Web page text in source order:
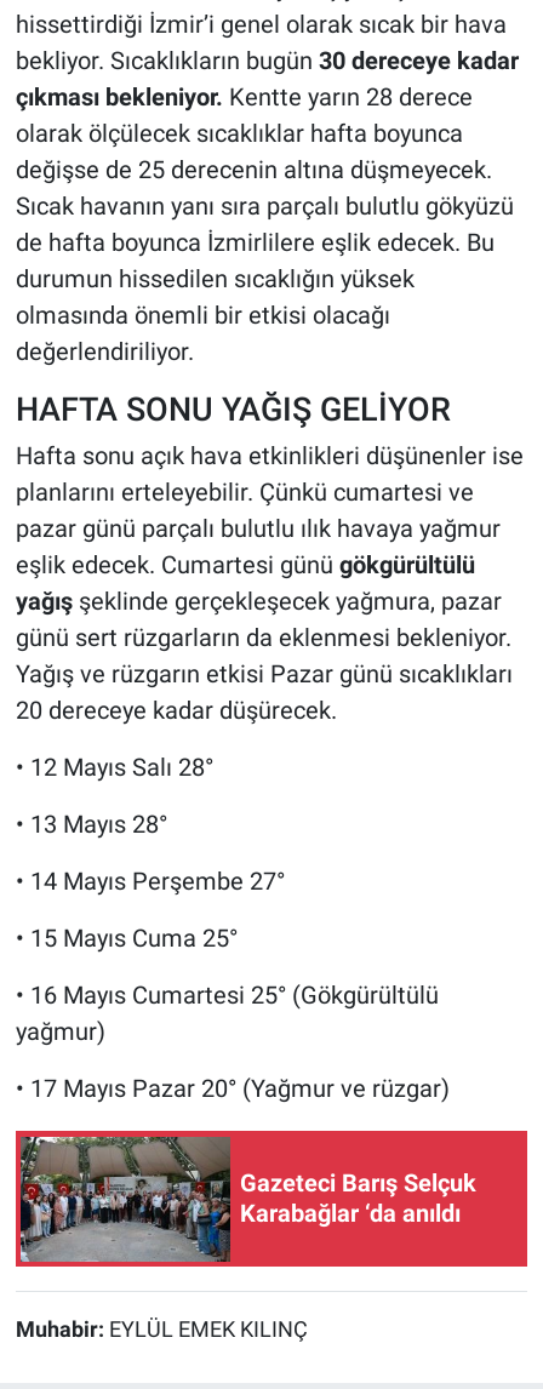
hissettirdiği İzmir’i genel olarak sıcak bir hava
bekliyor. Sıcaklıkların bugün 30 dereceye kadar
çıkması bekleniyor. Kentte yarın 28 derece
olarak ölçülecek sıcaklıklar hafta boyunca
değişse de 25 derecenin altına düşmeyecek.
Sıcak havanın yanı sıra parçalı bulutlu gökyüzü
de hafta boyunca İzmirlilere eşlik edecek. Bu
durumun hissedilen sıcaklığın yüksek
olmasında önemli bir etkisi olacağı
değerlendiriliyor.
HAFTA SONU YAĞIŞ GELİYOR
Hafta sonu açık hava etkinlikleri düşünenler ise
planlarını erteleyebilir. Çünkü cumartesi ve
pazar günü parçalı bulutlu ılık havaya yağmur
eşlik edecek. Cumartesi günü gökgürültülü
yağışşeklinde gerçekleşecek yağmura, pazar
günü sert rüzgarların da eklenmesi bekleniyor.
Yağış ve rüzgarın etkisi Pazar günü sıcaklıkları
20 dereceye kadar düşürecek.
• 12 Mayıs Salı 28°
• 13 Mayıs 28°
• 14 Mayıs Perşembe 27°
• 15 Mayıs Cuma 25°
• 16 Mayıs Cumartesi 25° (Gökgürültülü
yağmur)
• 17 Mayıs Pazar 20° (Yağmur ve rüzgar)
Gazeteci Barış Selçuk
Karabağlar ‘da anıldı
Muhabir: EYLÜL EMEK KILINÇ